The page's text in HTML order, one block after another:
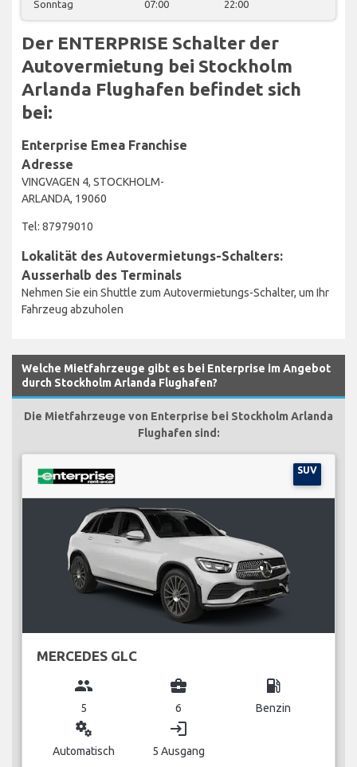
Sonntag 07:00 22:00
Der ENTERPRISE Schalter der
Autovermietung bei Stockholm
Arlanda Flughafen befindet sich
bei:
Enterprise Emea Franchise
Adresse
VINGVAGEN 4, STOCKHOLM-
ARLANDA, 19060
Tel: 87979010
Lokalität des Autovermietungs-Schalters:
Ausserhalb des Terminals
Nehmen Sie ein Shuttle zum Autovermietungs-Schalter, um Ihr
Fahrzeug abzuholen
Welche Mietfahrzeuge gibt es bei Enterprise im Angebot
durch Stockholm Arlanda Flughafen?
Die Mietfahrzeuge von Enterprise bei Stockholm Arlanda
Flughafen sind:
SUV
MERCEDES GLC
group
5
business_center
6
local_gas_station
Benzin
miscellaneous_services
Automatisch
login
5 Ausgang